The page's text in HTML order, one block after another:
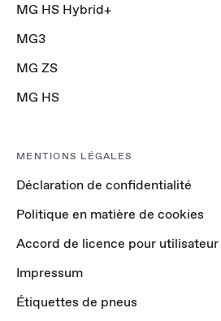
MG HS Hybrid+
MG3
MG ZS
MG HS
MENTIONS LÉGALES
Déclaration de confidentialité
Politique en matière de cookies
Accord de licence pour utilisateur
Impressum
Étiquettes de pneus